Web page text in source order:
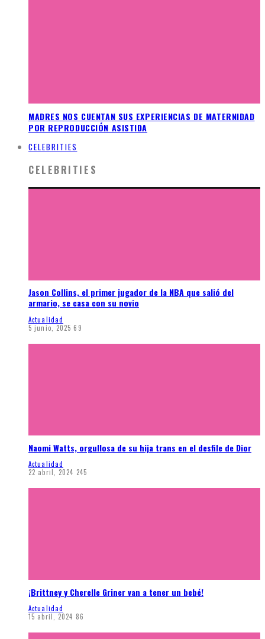
MADRES NOS CUENTAN SUS EXPERIENCIAS DE MATERNIDAD
POR REPRODUCCIÓN ASISTIDA
CELEBRITIES
CELEBRITIES
Jason Collins, el primer jugador de la NBA que salió del
armario, se casa con su novio
Actualidad
5 junio, 2025 69
Naomi Watts, orgullosa de su hija trans en el desfile de Dior
Actualidad
22 abril, 2024 245
¡Brittney y Cherelle Griner van a tener un bebé!
Actualidad
15 abril, 2024 86